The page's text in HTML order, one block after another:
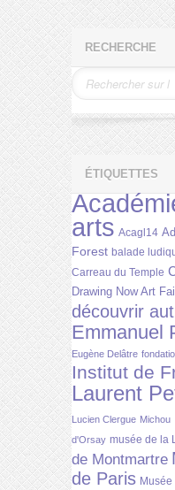
RECHERCHE
ÉTIQUETTES
arts Acagl14
Forest balade
Carreau du Temple
Drawing Now Art
découvrir
Emmanuel
Eugène Delâtre
Institut de
Laurent
Lucien Clergue Michou
d'Orsay musée de la
de Montmartre
de Paris